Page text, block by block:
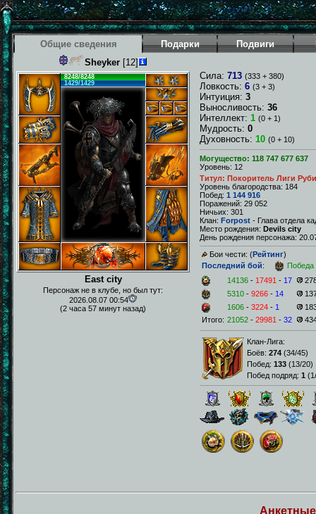
Общие сведения Подарки Подвиги
Sheyker [12]
8248/8248
1429/1429
East city
Персонаж не в клубе, но был тут:
2026.08.07 00:54
(2 часа 57 минут назад)
Сила: 713 (333 + 380)
Ловкость: 6 (3 + 3)
Интуиция: 3
Выносливость: 36
Интеллект: 1 (0 + 1)
Мудрость: 0
Духовность: 10 (0 + 10)
Могущество: 118 747 677 637
Уровень: 12
Титул: Покоритель Лиги
Уровень благородства: 184
Побед: 1 144 916
Поражений: 29 052
Ничьих: 301
Клан: Forpost - Глава отдела
Место рождения: Devils city
День рождения персонажа:
Бои чести: (Рейтинг)
Последний бой:
Победа
14136 - 17491 - 17
5310 - 9266 - 14
1606 - 3224 - 1
Итого: 21052 - 29981 - 32
Клан-Лига:
Боёв: 274 (34/45)
Побед: 133 (13/20)
Побед подряд: 1 (